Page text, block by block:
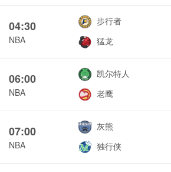
04:30
NBA
步行者
猛龙
06:00
NBA
凯尔特人
老鹰
07:00
NBA
灰熊
独行侠